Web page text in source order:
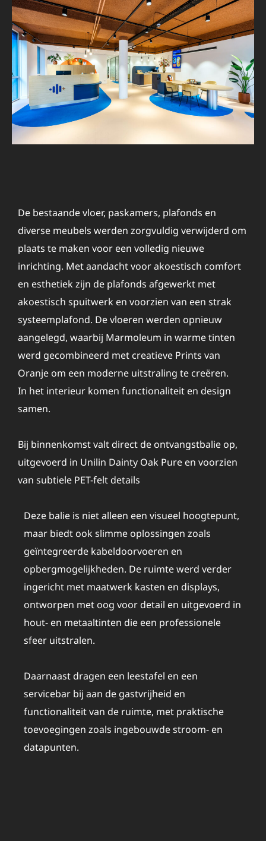
De bestaande vloer, paskamers, plafonds en
diverse meubels werden zorgvuldig verwijderd om
plaats te maken voor een volledig nieuwe
inrichting. Met aandacht voor akoestisch comfort
en esthetiek zijn de plafonds afgewerkt met
akoestisch spuitwerk en voorzien van een strak
systeemplafond. De vloeren werden opnieuw
aangelegd, waarbij Marmoleum in warme tinten
werd gecombineerd met creatieve Prints van
Oranje om een moderne uitstraling te creëren.
In het interieur komen functionaliteit en design
samen.
Bij binnenkomst valt direct de ontvangstbalie op,
uitgevoerd in Unilin Dainty Oak Pure en voorzien
van subtiele PET-felt details
Deze balie is niet alleen een visueel hoogtepunt,
maar biedt ook slimme oplossingen zoals
geïntegreerde kabeldoorvoeren en
opbergmogelijkheden. De ruimte werd verder
ingericht met maatwerk kasten en displays,
ontworpen met oog voor detail en uitgevoerd in
hout- en metaaltinten die een professionele
sfeer uitstralen.
Daarnaast dragen een leestafel en een
servicebar bij aan de gastvrijheid en
functionaliteit van de ruimte, met praktische
toevoegingen zoals ingebouwde stroom- en
datapunten.